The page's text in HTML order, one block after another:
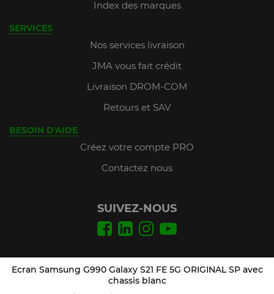
Ecran Samsung G990 Galaxy S21 FE 5G ORIGINAL SP avec
chassis blanc
Index des marques
SERVICES
Nos services livraison
JMA vous fait crédit
Livraison DROM-COM
Retours et SAV
BESOIN D'AIDE
Créez votre compte PRO
Contactez nous
SUIVEZ-NOUS
Mentions légales